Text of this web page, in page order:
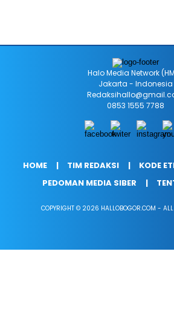
Halo Media Network
Jakarta - Indonesia
0853 1555 7788
HOME TIM REDAKSI
KODE
PEDOMAN MEDIA SIBER
COPYRIGHT © 2026 HALLOBOGOR.COM - ALL